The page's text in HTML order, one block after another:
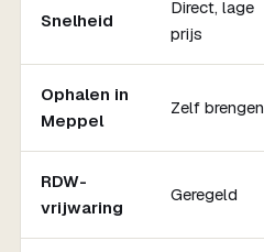
Snelheid
Direct, lage
prijs
Ophalen in
Meppel
Zelf brengen
RDW-
vrijwaring
Geregeld